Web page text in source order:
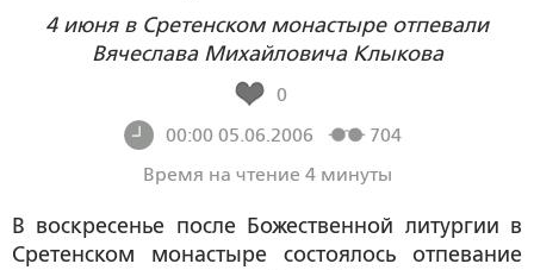
4 июня в Сретенском монастыре отпевали
Вячеслава Михайловича Клыкова
0
00:00 05.06.2006
704
Время на чтение 4 минуты
В воскресенье после Божественной литургии в
Сретенском монастыре состоялось отпевание